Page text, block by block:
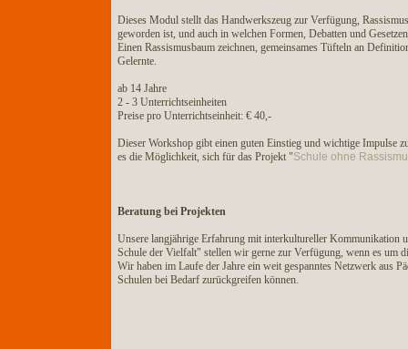
Dieses Modul stellt das Handwerkszeug zur Verfügung,
geworden ist, und auch in welchen Formen, Debatten und
Einen Rassismusbaum zeichnen, gemeinsames Tüfteln an
Gelernte.
ab 14 Jahre
2 - 3 Unterrichtseinheiten
Preise pro Unterrichtseinheit: € 40,-
Dieser Workshop gibt einen guten Einstieg und wichtige Impulse
es die Möglichkeit, sich für das Projekt "Schule ohne
Beratung bei Projekten
Unsere langjährige Erfahrung mit interkultureller Kommunikation
Schule der Vielfalt" stellen wir gerne zur Verfügung, wenn es um
Wir haben im Laufe der Jahre ein weit gespanntes Netzwerk aus
Schulen bei Bedarf zurückgreifen können.